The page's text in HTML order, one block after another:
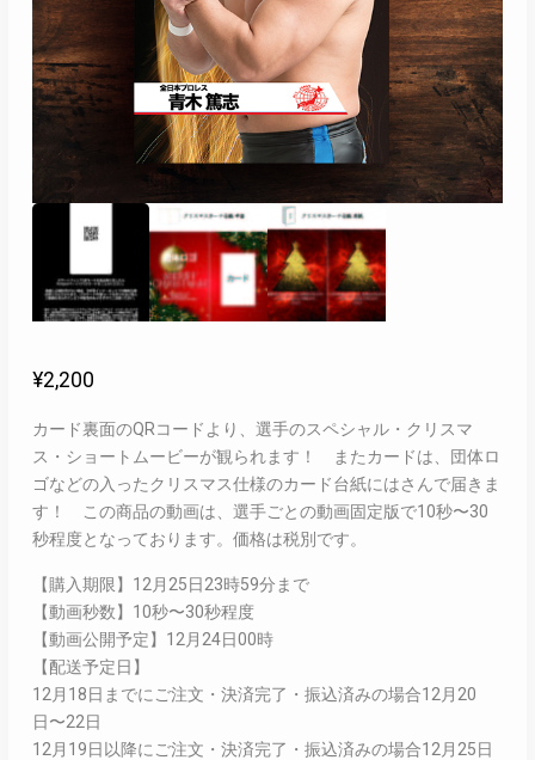
¥2,200
カード裏面のQRコードより、選手のスペシャル・クリスマ
ス・ショートムービーが観られます！ またカードは、団体ロ
ゴなどの入ったクリスマス仕様のカード台紙にはさんで届きま
す！ この商品の動画は、選手ごとの動画固定版で10秒〜30
秒程度となっております。価格は税別です。
【購入期限】12月25日23時59分まで
【動画秒数】10秒〜30秒程度
【動画公開予定】12月24日00時
【配送予定日】
12月18日までにご注文・決済完了・振込済みの場合12月20
日〜22日
12月19日以降にご注文・決済完了・振込済みの場合12月25日